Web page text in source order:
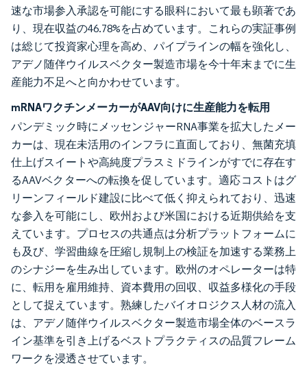
速な市場参入承認を可能にする眼科において最も顕著であ
り、現在収益の46.78%を占めています。これらの実証事例
は総じて投資家心理を高め、パイプラインの幅を強化し、
アデノ随伴ウイルスベクター製造市場を今十年末までに生
産能力不足へと向かわせています。
mRNAワクチンメーカーがAAV向けに生産能力を転用
パンデミック時にメッセンジャーRNA事業を拡大したメー
カーは、現在未活用のインフラに直面しており、無菌充填
仕上げスイートや高純度プラスミドラインがすでに存在す
るAAVベクターへの転換を促しています。適応コストはグ
リーンフィールド建設に比べて低く抑えられており、迅速
な参入を可能にし、欧州および米国における近期供給を支
えています。プロセスの共通点は分析プラットフォームに
も及び、学習曲線を圧縮し規制上の検証を加速する業務上
のシナジーを生み出しています。欧州のオペレーターは特
に、転用を雇用維持、資本費用の回収、収益多様化の手段
として捉えています。熟練したバイオロジクス人材の流入
は、アデノ随伴ウイルスベクター製造市場全体のベースラ
イン基準を引き上げるベストプラクティスの品質フレーム
ワークを浸透させています。